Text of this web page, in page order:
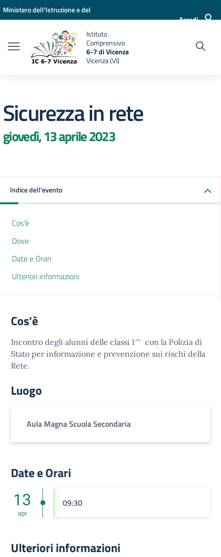
Vai ai contenuti
Vai al menu di navigazione
Vai al footer
Ministero dell'Istruzione e del
Accedi
Istituto
Comprensivo
6-7 di Vicenza
Vicenza (VI)
Sicurezza in rete
giovedì, 13 aprile 2023
Indice dell'evento
Cos'è
Dove
Date e Orari
Ulteriori informazioni
Cos'è
Incontro degli alunni delle classi 1^ con la Polizia di
Stato per informazione e prevenzione sui rischi della
Rete.
Luogo
Aula Magna Scuola Secondaria
Date e Orari
13
apr
09:30
Ulteriori informazioni